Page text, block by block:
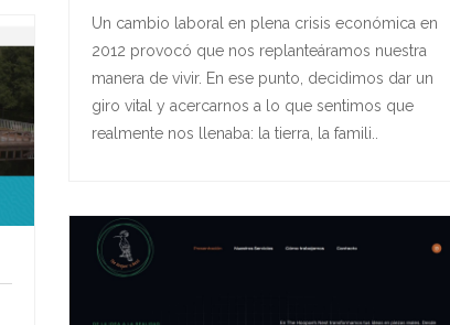
Un cambio laboral en plena crisis económica en
2012 provocó que nos replanteáramos nuestra
manera de vivir. En ese punto, decidimos dar un
giro vital y acercarnos a lo que sentimos que
realmente nos llenaba: la tierra, la famili..